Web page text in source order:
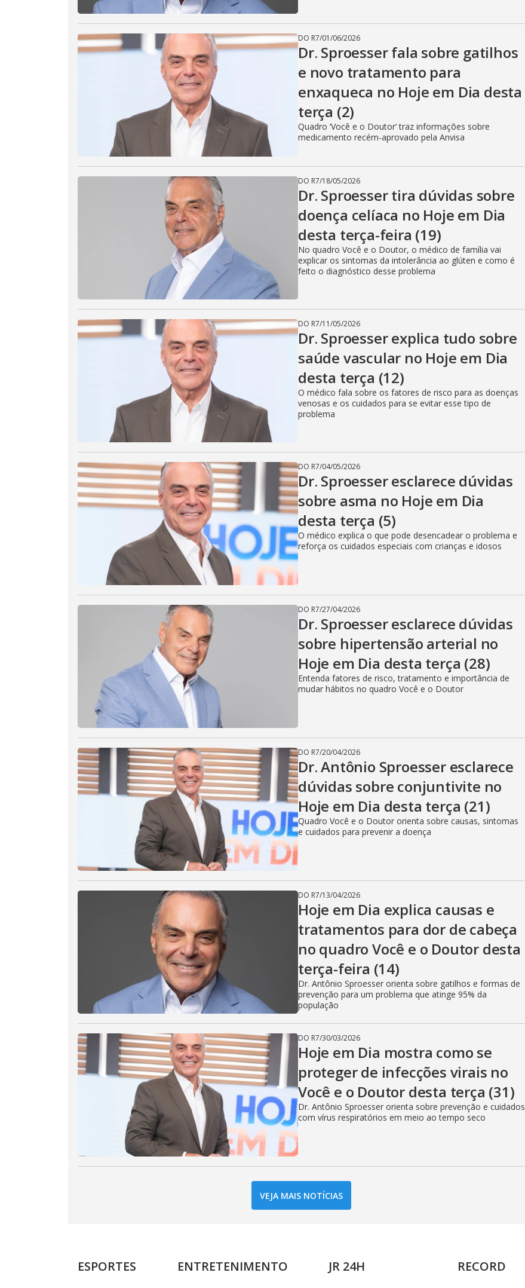
DO R7/01/06/2026
Dr. Sproesser fala sobre gatilhos
e novo tratamento para
enxaqueca no Hoje em Dia desta
terça (2)
Quadro ‘Você e o Doutor’ traz informações sobre
medicamento recém-aprovado pela Anvisa
DO R7/18/05/2026
Dr. Sproesser tira dúvidas sobre
doença celíaca no Hoje em Dia
desta terça-feira (19)
No quadro Você e o Doutor, o médico de família vai
explicar os sintomas da intolerância ao glúten e como é
feito o diagnóstico desse problema
DO R7/11/05/2026
Dr. Sproesser explica tudo sobre
saúde vascular no Hoje em Dia
desta terça (12)
O médico fala sobre os fatores de risco para as doenças
venosas e os cuidados para se evitar esse tipo de
problema
DO R7/04/05/2026
Dr. Sproesser esclarece dúvidas
sobre asma no Hoje em Dia
desta terça (5)
O médico explica o que pode desencadear o problema e
reforça os cuidados especiais com crianças e idosos
DO R7/27/04/2026
Dr. Sproesser esclarece dúvidas
sobre hipertensão arterial no
Hoje em Dia desta terça (28)
Entenda fatores de risco, tratamento e importância de
mudar hábitos no quadro Você e o Doutor
DO R7/20/04/2026
Dr. Antônio Sproesser esclarece
dúvidas sobre conjuntivite no
Hoje em Dia desta terça (21)
Quadro Você e o Doutor orienta sobre causas, sintomas
e cuidados para prevenir a doença
DO R7/13/04/2026
Hoje em Dia explica causas e
tratamentos para dor de cabeça
no quadro Você e o Doutor desta
terça-feira (14)
Dr. Antônio Sproesser orienta sobre gatilhos e formas de
prevenção para um problema que atinge 95% da
população
DO R7/30/03/2026
Hoje em Dia mostra como se
proteger de infecções virais no
Você e o Doutor desta terça (31)
Dr. Antônio Sproesser orienta sobre prevenção e cuidados
com vírus respiratórios em meio ao tempo seco
VEJA MAIS NOTÍCIAS
ESPORTES ENTRETENIMENTO JR 24H RECORD